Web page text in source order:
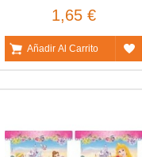
1,65 €
Añadir Al Carrito